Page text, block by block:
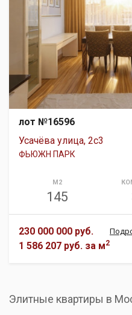
лот №16596
Усачёва улица, 2с3
ФЬЮЖН ПАРК
М2
145
230 000 000 руб.
1 586 207 руб. за м2
Элитные квартиры в